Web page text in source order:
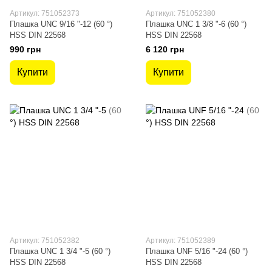
Артикул: 751052373
Плашка UNC 9/16 "-12 (60 °)
HSS DIN 22568
990 грн
Купити
Артикул: 751052380
Плашка UNC 1 3/8 "-6 (60 °)
HSS DIN 22568
6 120 грн
Купити
Артикул: 751052382
Плашка UNC 1 3/4 "-5 (60 °)
HSS DIN 22568
Артикул: 751052389
Плашка UNF 5/16 "-24 (60 °)
HSS DIN 22568